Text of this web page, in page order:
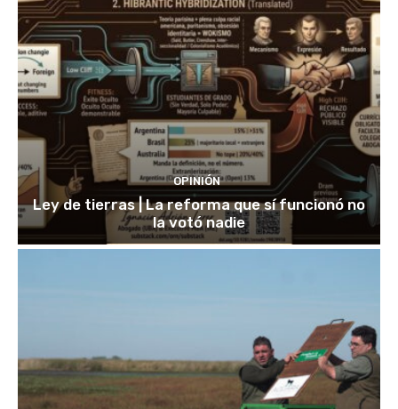
OPINIÓN
Ley de tierras | La reforma que sí funcionó no
la votó nadie